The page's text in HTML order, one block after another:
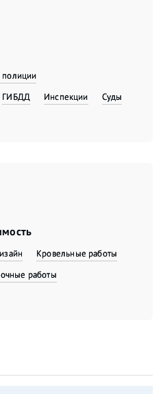
ГИБДД Инспекции Суды
Кровельные работы
работы